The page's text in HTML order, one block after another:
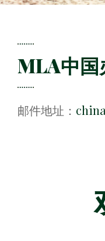
MLA中国
邮件地址：